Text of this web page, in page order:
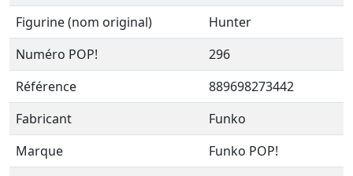
Figurine (nom original)
Hunter
Numéro POP!
296
Référence
889698273442
Fabricant
Funko
Marque
Funko POP!